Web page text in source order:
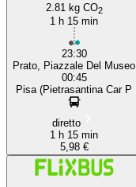
2.81 kg CO2
1 h 15 min
23:30
Prato, Piazzale Del Museo
00:45
Pisa (Pietrasantina Car P
diretto
1 h 15 min
5,98 €